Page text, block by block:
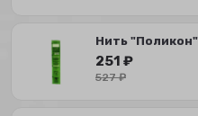
Нить
251 ₽
527₽